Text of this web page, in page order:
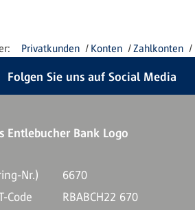
Privatkunden Konten Zahlkonten
Folgen Sie uns auf Social Media
Nr.)
6670
Code
RBABCH22 670